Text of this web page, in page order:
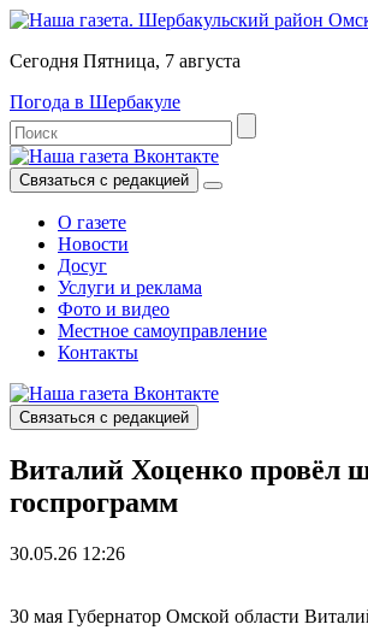
Сегодня Пятница, 7 августа
Погода в Шербакуле
Связаться с редакцией
О газете
Новости
Досуг
Услуги и реклама
Фото и видео
Местное самоуправление
Контакты
Связаться с редакцией
Виталий Хоценко провёл
госпрограмм
30.05.26 12:26
30 мая Губернатор Омской области